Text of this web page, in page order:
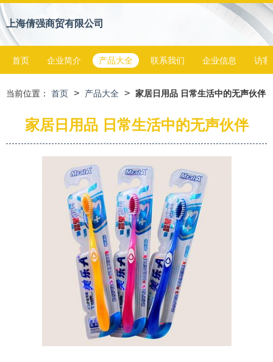
上海倩强商贸有限公司
首页 企业简介 产品大全 联系我们 企业信息 访客
当前位置： 首页 > 产品大全 > 家居日用品 日常生活中的无声伙伴
家居日用品 日常生活中的无声伙伴